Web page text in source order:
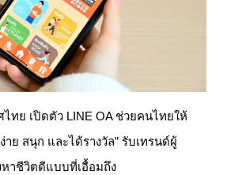
ไทย เปิดตัว LINE OA ช่วยคนไทยให้
าย สนุก และได้รางวัล” รับเทรนด์ผู้
าชีวิตดีแบบที่เอื้อมถึง